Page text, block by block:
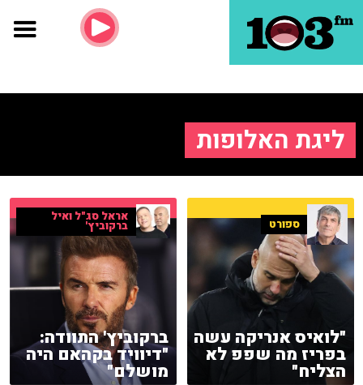
ליגת האלופות
ספורט
"לואיס אנריקה עשה
בפריז מה שפפ לא
הצליח"
אראל סג"ל ואיל
ברקוביץ'
ברקוביץ' התוודה:
"דיוויד בקהאם היה
מושלם"